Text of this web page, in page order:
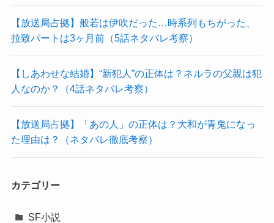
【放送局占拠】般若は伊吹だった…時系列もちがった、
拉致パートは3ヶ月前（5話ネタバレ考察）
【しあわせな結婚】“新犯人”の正体は？ネルラの父親は犯
人なのか？（4話ネタバレ考察）
【放送局占拠】「あの人」の正体は？大和が青鬼になっ
た理由は？（ネタバレ徹底考察）
カテゴリー
SF小説